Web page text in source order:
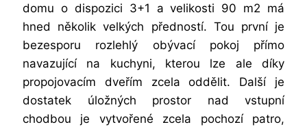
domu o dispozici 3+1 a velikosti 90 m2 má
hned několik velkých předností. Tou první je
bezesporu rozlehlý obývací pokoj přímo
navazující na kuchyni, kterou lze ale díky
propojovacím dveřím zcela oddělit. Další je
dostatek úložných prostor nad vstupní
chodbou je vytvořené zcela pochozí patro,